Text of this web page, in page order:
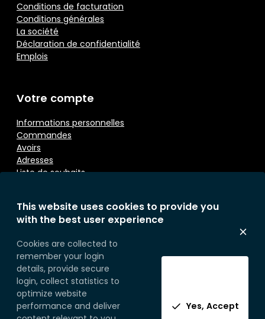
Conditions de facturation
Conditions générales
La société
Déclaration de confidentialité
Emplois
Votre compte
Informations personnelles
Commandes
Avoirs
Adresses
Liste de souhaits
Contactez nous
Eurosoap
Sprietestraat 166
B-8792 Desselgem
Belgium
Telefoon:+32 (0) 56 71 49 77
This website uses cookies to provide you
with the best user experience
Cookies are collected to
remember your login
details, provide secure
login, collect statistics to
optimize website
performance and deliver
Yes, Accept